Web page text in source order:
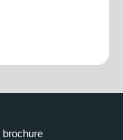
brochure